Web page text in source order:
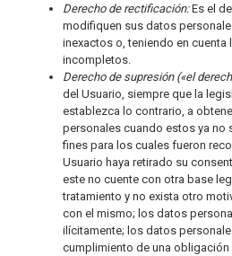
Derecho de rectificación:Es el
modifiquen sus datos
inexactos o, teniendo en cuenta
incompletos.
Derecho de supresión («el
del Usuario, siempre que la
establezca lo contrario, a
personales cuando estos ya no
fines para los cuales fueron
Usuario haya retirado su
este no cuente con otra base
tratamiento y no exista otro
con el mismo; los datos
ilícitamente; los datos
cumplimiento de una